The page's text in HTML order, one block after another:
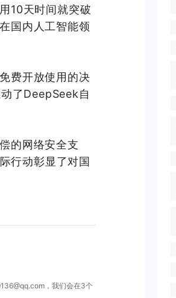
10天时间就突破
国内人工智能领
费开放使用的决
了DeepSeek自
的网络安全支
行动彰显了对国
，我们会在3个